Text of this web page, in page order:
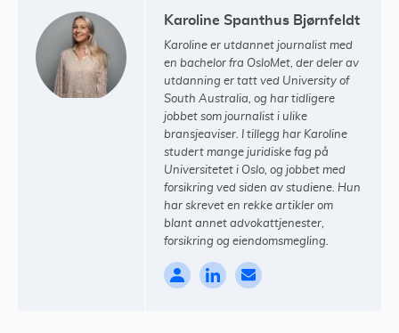
Karoline Spanthus Bjørnfeldt
Karoline er utdannet journalist med
en bachelor fra OsloMet, der deler av
utdanning er tatt ved University of
South Australia, og har tidligere
jobbet som journalist i ulike
bransjeaviser. I tillegg har Karoline
studert mange juridiske fag på
Universitetet i Oslo, og jobbet med
forsikring ved siden av studiene. Hun
har skrevet en rekke artikler om
blant annet advokattjenester,
forsikring og eiendomsmegling.